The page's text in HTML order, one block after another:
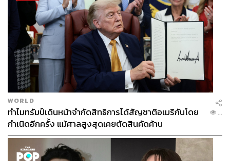
WORLD
ทำไมทรัมป์เดินหน้าจำกัดสิทธิการได้สัญชาติอเมริกันโดย
กำเนิดอีกครั้ง แม้ศาลสูงสุดเคยตัดสินคัดค้าน
...